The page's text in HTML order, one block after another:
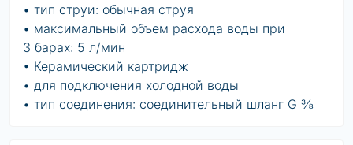
• тип струи: обычная струя
• максимальный объем расхода воды при
3 барах: 5 л/мин
• Керамический картридж
• для подключения холодной воды
• тип соединения: соединительный шланг G ⅜